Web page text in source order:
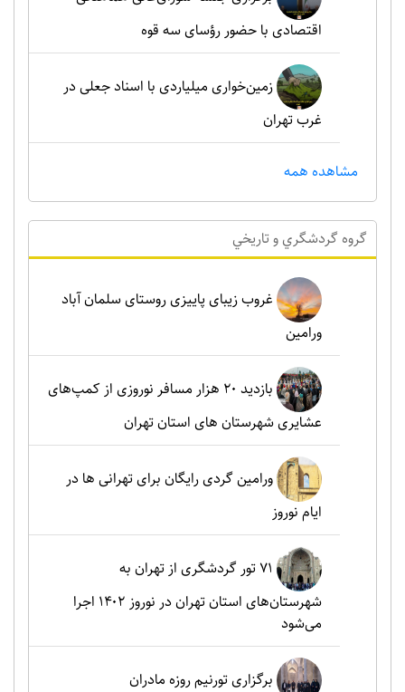
اقتصادی با حضور رؤسای سه قوه
زمین‌خواری میلیاردی با اسناد جعلی در
غرب تهران
مشاهده همه
گروه گردشگري و تاريخي
غروب زیبای پاییزی روستای سلمان آباد
ورامین
بازدید ۲۰ هزار مسافر نوروزی از کمپ‌های
عشایری شهرستان های استان تهران
ورامین گردی رایگان برای تهرانی ها در
ایام نوروز
۷۱ تور گردشگری از تهران به
شهرستان‌های استان تهران در نوروز ۱۴۰۲ اجرا
می‌شود
برگزاری تورنیم روزه مادران